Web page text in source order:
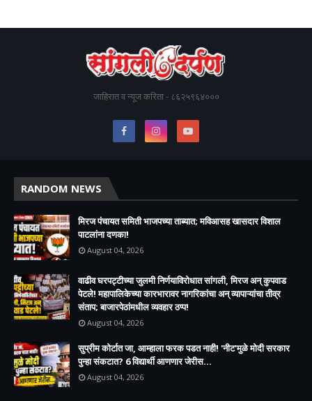
जाहिरात व न्यूज करिता - ८६२५९६४०००
RANDOM NEWS
मिरज पंचायत समिती भाजपच्या ताब्यात; मविआसह खासदार विशाल
पाटलांना दणका!
August 04, 2026
वाढीव घरपट्टीच्या जुलमी निर्णयाविरोधात सांगली, मिरज अन् कुपवाड
पेटले! महापालिकेच्या कारभारावर नागरिकांचा अन् व्यापाऱ्यांचा तीव्र
संताप; बाजारपेठांमधील व्यवहार ठप्प!​
August 04, 2026
सुप्रीम कोर्टात जा, आम्हाला फरक पडत नाही! 'नीट'मुळे मोदी सरकार
पुन्हा संकटात? 6 विद्यार्थी आणणार जेरीस...
August 04, 2026